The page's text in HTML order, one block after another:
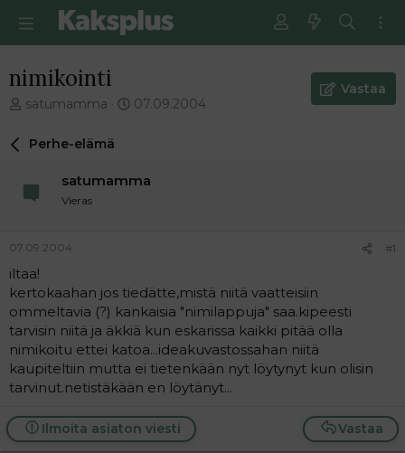
nimikointi
V
e
i
t
u
n
a
l
o
t
t
a
j
a
satumamma
E
m
v
i
e
s
07.09.2004
Vastaa
Perhe-elämä
satumamma
Vieras
07.09.2004 #1
iltaa!
kertokaahan jos tiedätte,mistä niitä vaatteisiin
ommeltavia (?) kankaisia "nimilappuja" saa.kipeesti
tarvisin niitä ja äkkiä kun eskarissa kaikki pitää olla
nimikoitu ettei katoa...ideakuvastossahan niitä
kaupiteltiin mutta ei tietenkään nyt löytynyt kun olisin
tarvinut.netistäkään en löytänyt...
Vastaa
Ilmoita asiaton viesti